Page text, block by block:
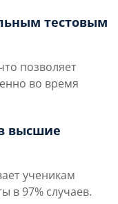
тестовым
позволяет
во время
высшие
ученикам
в 97% случаев.